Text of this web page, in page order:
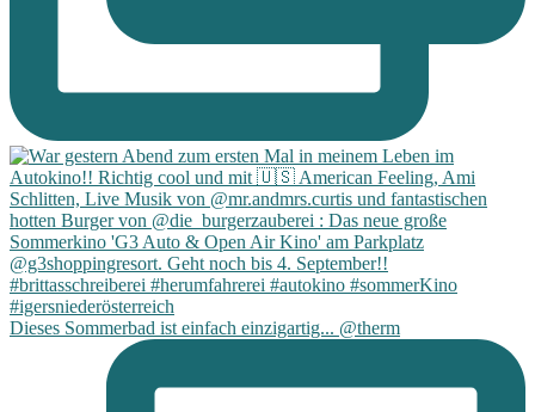
Dieses Sommerbad ist einfach einzigartig... @therm